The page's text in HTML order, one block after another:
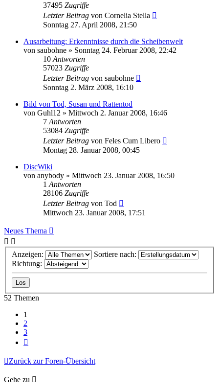
37495 Zugriffe
Letzter Beitrag von Cornelia Stella
Sonntag 27. April 2008, 21:50
Ausarbeitung: Erkenntnisse durch die Scheibenwelt
von saubohne » Sonntag 24. Februar 2008, 22:42
10 Antworten
57023 Zugriffe
Letzter Beitrag von saubohne
Sonntag 2. März 2008, 16:10
Bild von Tod, Susan und Rattentod
von Guhl12 » Mittwoch 2. Januar 2008, 16:46
7 Antworten
53084 Zugriffe
Letzter Beitrag von Feles Cum Libero
Montag 28. Januar 2008, 00:45
DiscWiki
von anybody » Mittwoch 23. Januar 2008, 16:50
1 Antworten
28106 Zugriffe
Letzter Beitrag von Tod
Mittwoch 23. Januar 2008, 17:51
Neues Thema
Anzeigen:
Sortiere nach:
Richtung:
52 Themen
1
2
3
Zurück zur Foren-Übersicht
Gehe zu